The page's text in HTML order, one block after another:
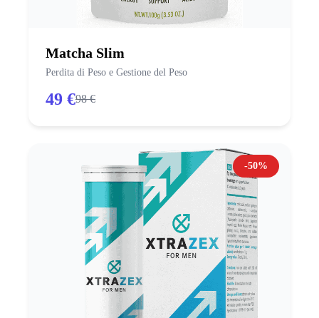
Matcha Slim
Perdita di Peso e Gestione del Peso
49 €98 €
-50%